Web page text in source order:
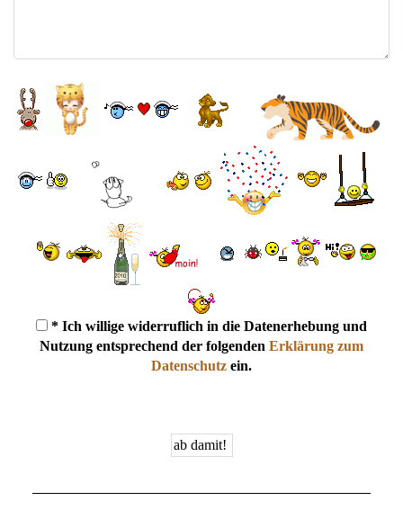
* Ich willige widerruflich in die Datenerhebung und
Nutzung entsprechend der folgenden Erklärung zum
Datenschutz ein.